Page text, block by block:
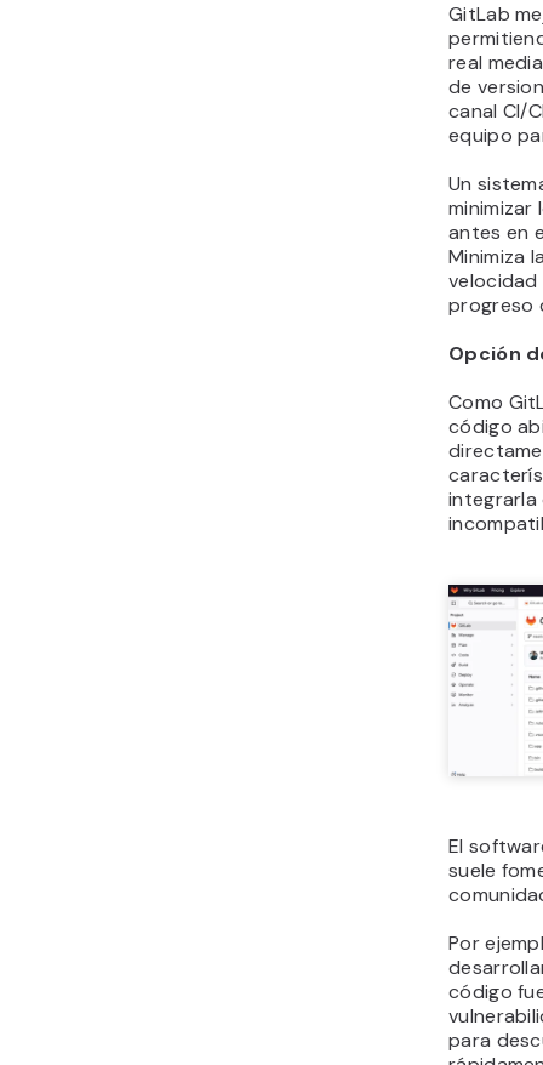
GitLab
real
de
canal CI/
equipo
Un
antes en
Minimiza
progreso
Opción
Como
código
integrarla
El
suele
Por
código
para